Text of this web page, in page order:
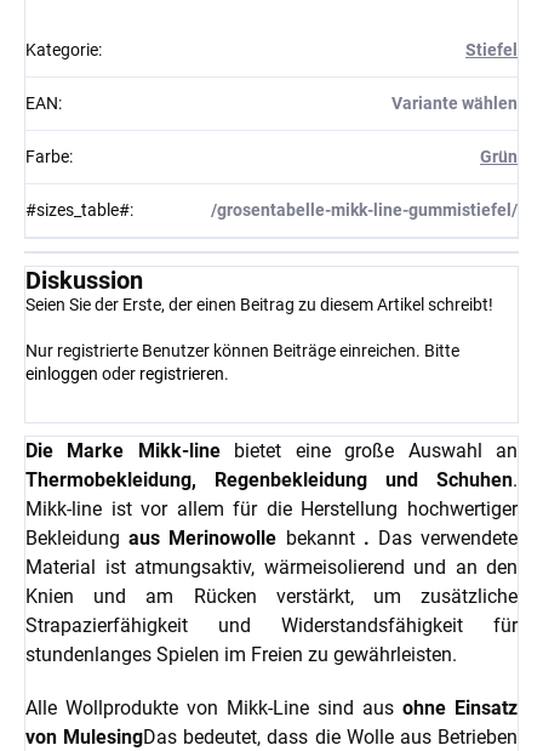
Kategorie: Stiefel
EAN: Variante wählen
Farbe: Grün
#sizes_table#: /grosentabelle-mikk-line-gummistiefel/
Diskussion
Seien Sie der Erste, der einen Beitrag zu diesem Artikel schreibt!
Nur registrierte Benutzer können Beiträge einreichen. Bitte
einloggen oder registrieren.
Die Marke Mikk-linebietet eine große Auswahl an
Thermobekleidung, Regenbekleidung und Schuhen.
Mikk-line ist vor allem für die Herstellung hochwertiger
Bekleidungaus Merinowolle bekannt . Das verwendete
Material ist atmungsaktiv, wärmeisolierend und an den
Knien und am Rücken verstärkt, um zusätzliche
Strapazierfähigkeit und Widerstandsfähigkeit für
stundenlanges Spielen im Freien zu gewährleisten.
Alle Wollprodukte von Mikk-Line sind aus ohne Einsatz
von MulesingDas bedeutet, dass die Wolle aus Betrieben